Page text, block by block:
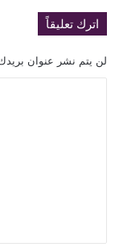
اترك تعليقاً
لن يتم نشر عنوان بريدك